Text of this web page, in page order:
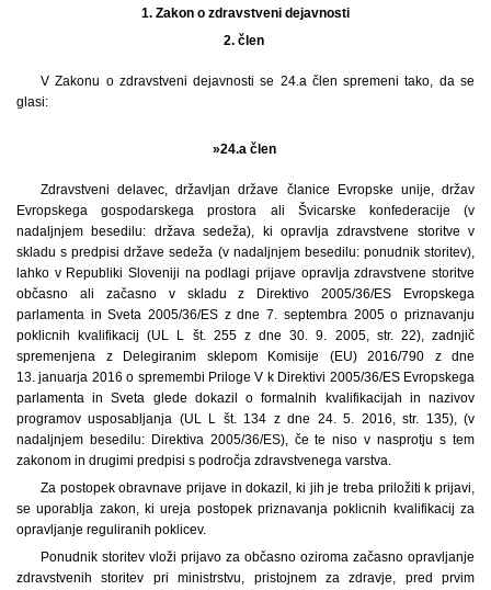
1. Zakon o zdravstveni dejavnosti
2. člen
V Zakonu o zdravstveni dejavnosti se 24.a člen spremeni tako, da se
glasi:
»24.a člen
Zdravstveni delavec, državljan države članice Evropske unije, držav
Evropskega gospodarskega prostora ali Švicarske konfederacije (v
nadaljnjem besedilu: država sedeža), ki opravlja zdravstvene storitve v
skladu s predpisi države sedeža (v nadaljnjem besedilu: ponudnik storitev),
lahko v Republiki Sloveniji na podlagi prijave opravlja zdravstvene storitve
občasno ali začasno v skladu z Direktivo 2005/36/ES Evropskega
parlamenta in Sveta 2005/36/ES z dne 7. septembra 2005 o priznavanju
poklicnih kvalifikacij (UL L št. 255 z dne 30. 9. 2005, str. 22), zadnjič
spremenjena z Delegiranim sklepom Komisije (EU) 2016/790 z dne
13. januarja 2016 o spremembi Priloge V k Direktivi 2005/36/ES Evropskega
parlamenta in Sveta glede dokazil o formalnih kvalifikacijah in nazivov
programov usposabljanja (UL L št. 134 z dne 24. 5. 2016, str. 135), (v
nadaljnjem besedilu: Direktiva 2005/36/ES), če te niso v nasprotju s tem
zakonom in drugimi predpisi s področja zdravstvenega varstva.
Za postopek obravnave prijave in dokazil, ki jih je treba priložiti k prijavi,
se uporablja zakon, ki ureja postopek priznavanja poklicnih kvalifikacij za
opravljanje reguliranih poklicev.
Ponudnik storitev vloži prijavo za občasno oziroma začasno opravljanje
zdravstvenih storitev pri ministrstvu, pristojnem za zdravje, pred prvim